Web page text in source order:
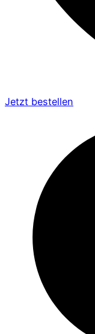
Jetzt bestellen